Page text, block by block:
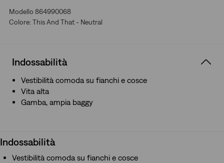
Modello 864990068
Colore: This And That - Neutral
Indossabilità
Vestibilità comoda su fianchi e cosce
Vita alta
Gamba, ampia baggy
Indossabilità
Vestibilità comoda su fianchi e cosce